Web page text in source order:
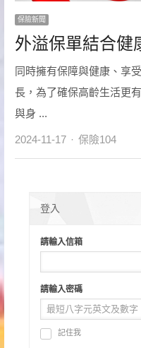
保險新聞
外溢保單結合健
同時擁有保障與健康、享
長，為了確保高齡生活更
與身 ...
2024-11-17 Author
保險104
登入
請輸入信箱
請輸入密碼
記住我